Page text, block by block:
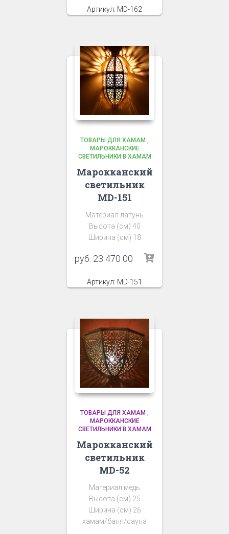
Артикул: MD-162
ТОВАРЫ ДЛЯ ХАМАМ ,
МАРОККАНСКИЕ
СВЕТИЛЬНИКИ В ХАМАМ
Марокканский
светильник
MD-151
Материал латунь
Высота (см) 40
Ширина (см) 18
руб. 23 470 00
Артикул: MD-151
ТОВАРЫ ДЛЯ ХАМАМ ,
МАРОККАНСКИЕ
СВЕТИЛЬНИКИ В ХАМАМ
Марокканский
светильник
MD-52
Материал медь
Высота (см) 25
Ширина (см) 26
хамам/баня/сауна